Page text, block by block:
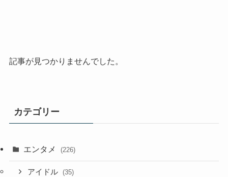
記事が見つかりませんでした。
カテゴリー
エンタメ (226)
アイドル (35)